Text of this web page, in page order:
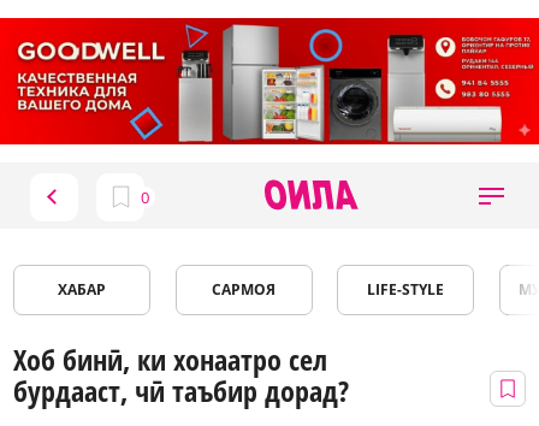
ХАБАР САРМОЯ LIFE-STYLE
Хоб бинӣ, ки хонаатро сел
бурдааст, чӣ таъбир дорад?